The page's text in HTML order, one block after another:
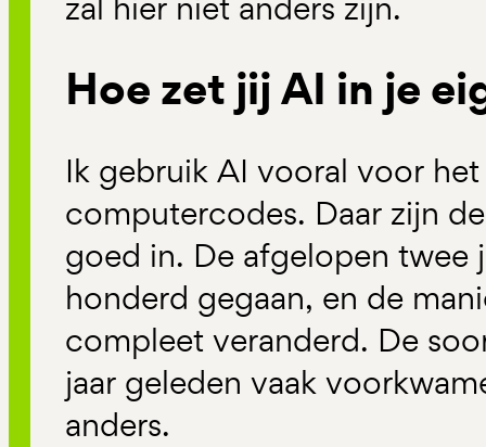
Hoe zet jij AI in je
Ik gebruik AI vooral voor
computercodes. Daar zijn
goed in. De afgelopen twee
honderd gegaan, en de
compleet veranderd. De
jaar geleden vaak
anders.